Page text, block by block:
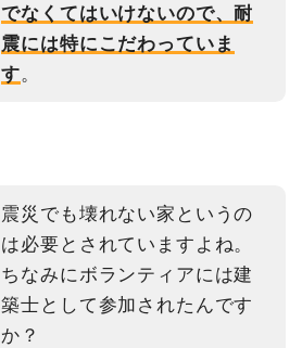
でなくてはいけないので、耐
震には特にこだわっていま
す。
震災でも壊れない家というの
は必要とされていますよね。
ちなみにボランティアには建
築士として参加されたんです
か？